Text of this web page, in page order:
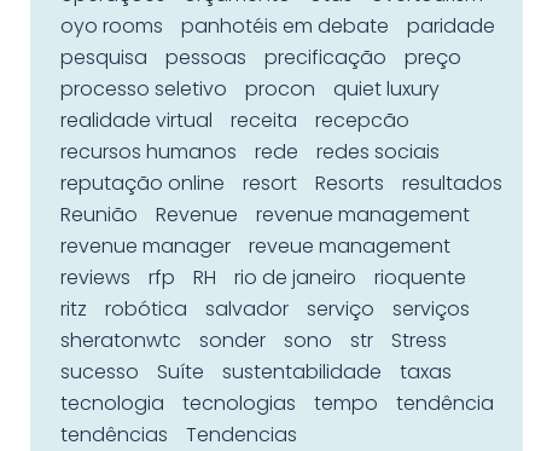
oyo rooms
panhotéis em debate
paridade
pesquisa
pessoas precificação
preço
processo seletivo
procon
quiet luxury
realidade virtual
receita
recepcão
recursos humanos
rede
redes sociais
reputação online
resort Resorts
resultados
Reunião
Revenue
revenue management
revenue manager
reveue management
reviews
rfp RH rio de janeiro
rioquente
ritz
robótica salvador serviço
serviços
sheratonwtc
sonder sono str
Stress
sucesso
Suíte sustentabilidade
taxas
tecnologia
tecnologias tempo
tendência
tendências
Tendencias